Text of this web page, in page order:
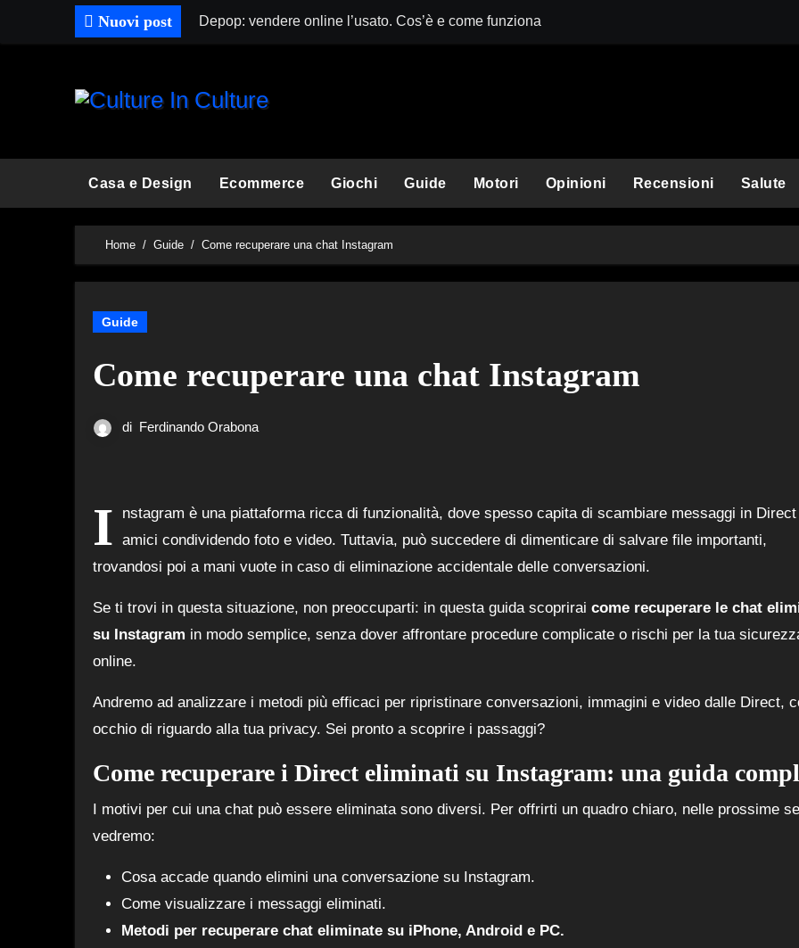
Nuovi post Depop: vendere online l’usato. Cos’è e come funziona
Casa e Design Ecommerce Giochi Guide Motori Opinioni Recensioni Salute
Home Guide Come recuperare una chat Instagram
Guide
Come recuperare una chat Instagram
di Ferdinando Orabona
I
nstagram è una piattaforma ricca di funzionalità, dove spesso capita di scambiare messaggi in
amici condividendo foto e video. Tuttavia, può succedere di dimenticare di salvare file importanti,
trovandosi poi a mani vuote in caso di eliminazione accidentale delle conversazioni.
Se ti trovi in questa situazione, non preoccuparti: in questa guida scoprirai come recuperare le chat
su Instagram in modo semplice, senza dover affrontare procedure complicate o rischi per la tua
online.
Andremo ad analizzare i metodi più efficaci per ripristinare conversazioni, immagini e video dalle Direct,
occhio di riguardo alla tua privacy. Sei pronto a scoprire i passaggi?
Come recuperare i Direct eliminati su Instagram: una guida
I motivi per cui una chat può essere eliminata sono diversi. Per offrirti un quadro chiaro, nelle prossime
vedremo:
Cosa accade quando elimini una conversazione su Instagram.
Come visualizzare i messaggi eliminati.
Metodi per recuperare chat eliminate su iPhone, Android e PC.